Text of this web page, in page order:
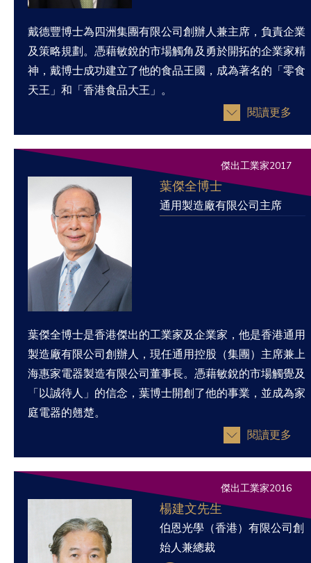
戴德豐博士為四洲集團有限公司創辦人兼主席，負責企業
及策略規劃。憑藉敏銳的市場觸角及勇於開拓的企業家精
神，戴博士成功建立了他的食品王國，成為著名的「零食
天王」和「香港食品大王」。
閱讀更多
傑出工業家2017
葉傑全博士
通用製造廠有限公司主席
葉傑全博士是香港傑出的工業家及企業家，他是香港通用
製造廠有限公司創辦人，現任通用控股（集團）主席兼上
海惠家電器製造有限公司董事長。憑藉敏銳的市場觸覺及
「以誠待人」的信念，葉博士開創了他的事業，並成為家
庭電器的翹楚。
閱讀更多
傑出工業家2016
楊建文先生
伯恩光學（香港）有限公司創
始人兼總裁